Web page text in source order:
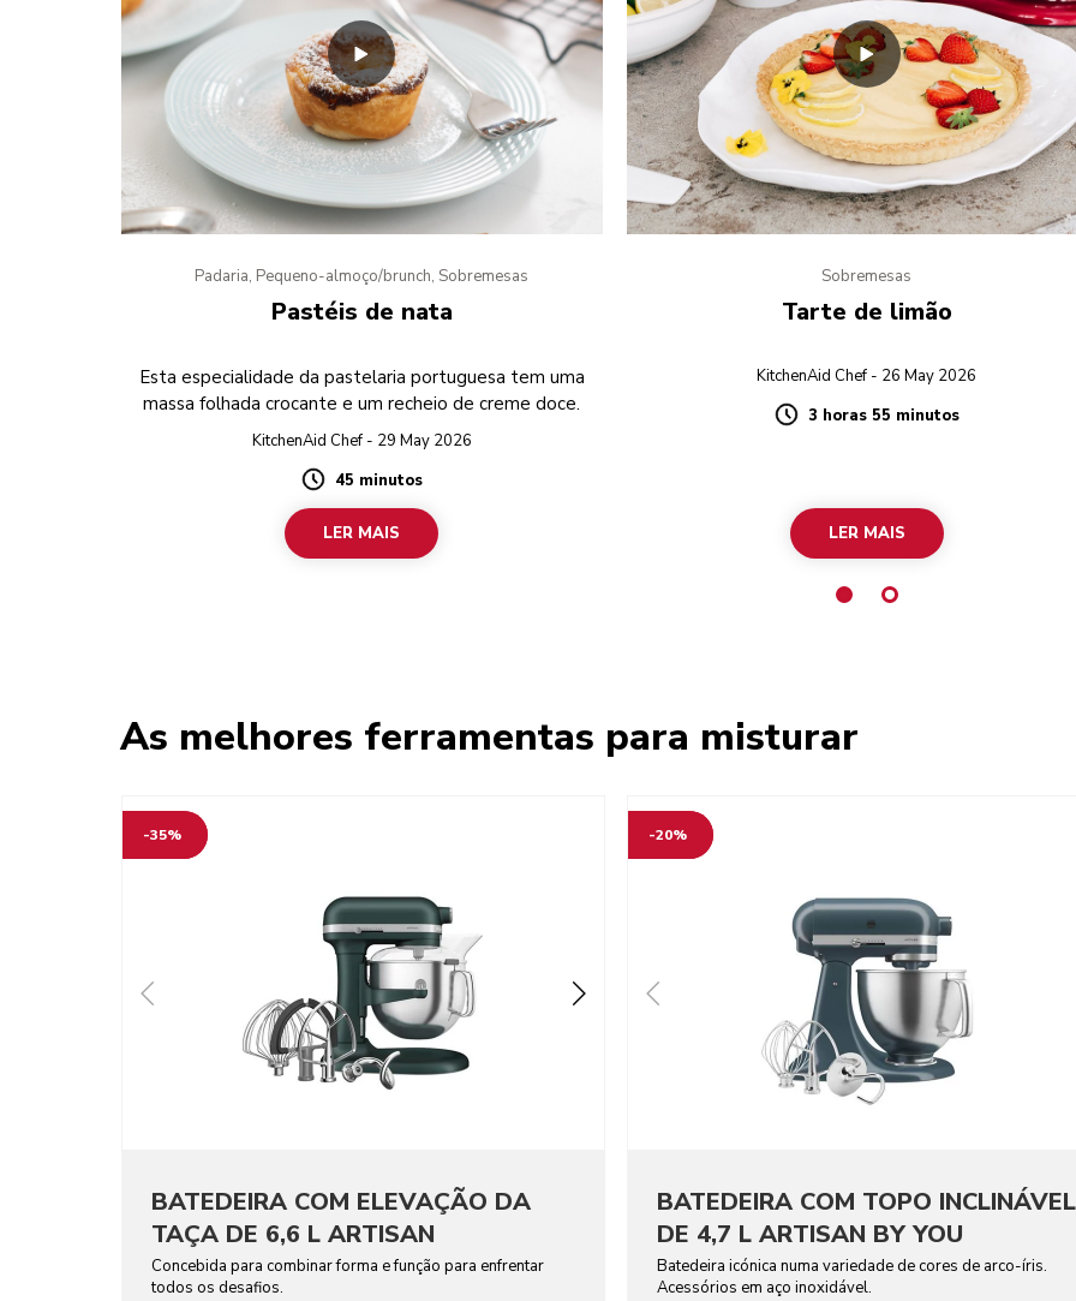
Padaria, Pequeno-almoço/brunch, Sobremesas
Pastéis de nata
Esta especialidade da pastelaria portuguesa tem uma
massa folhada crocante e um recheio de creme doce.
KitchenAid Chef - 29 May 2026
Duration
45 minutos
LER MAIS
Sobremesas
Tarte de limão
KitchenAid Chef - 26 May 2026
Duration
3 horas 55 minutos
LER MAIS
As melhores ferramentas para misturar
-35%
BATEDEIRA COM ELEVAÇÃO DA
TAÇA DE 6,6 L ARTISAN
Concebida para combinar forma e função para enfrentar
todos os desafios.
-20%
BATEDEIRA COM TOPO INCLINÁVEL
DE 4,7 L ARTISAN BY YOU
Batedeira icónica numa variedade de cores de arco-íris.
Acessórios em aço inoxidável.